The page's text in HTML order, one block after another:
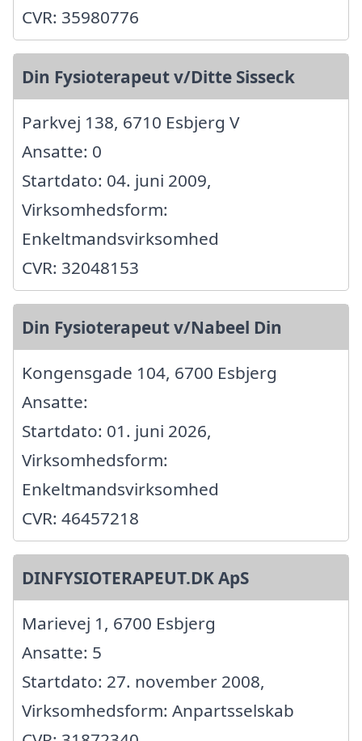
CVR: 35980776
Din Fysioterapeut v/Ditte Sisseck
Parkvej 138, 6710 Esbjerg V
Ansatte: 0
Startdato: 04. juni 2009,
Virksomhedsform:
Enkeltmandsvirksomhed
CVR: 32048153
Din Fysioterapeut v/Nabeel Din
Kongensgade 104, 6700 Esbjerg
Ansatte:
Startdato: 01. juni 2026,
Virksomhedsform:
Enkeltmandsvirksomhed
CVR: 46457218
DINFYSIOTERAPEUT.DK ApS
Marievej 1, 6700 Esbjerg
Ansatte: 5
Startdato: 27. november 2008,
Virksomhedsform: Anpartsselskab